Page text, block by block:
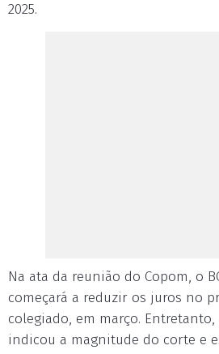
2025.
Na ata da reunião do Copom, o
começará a reduzir os juros no
colegiado, em março.
indicou a magnitude do corte e